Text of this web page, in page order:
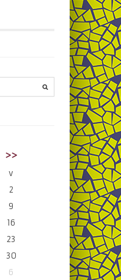
>>
v
2
9
16
23
30
6